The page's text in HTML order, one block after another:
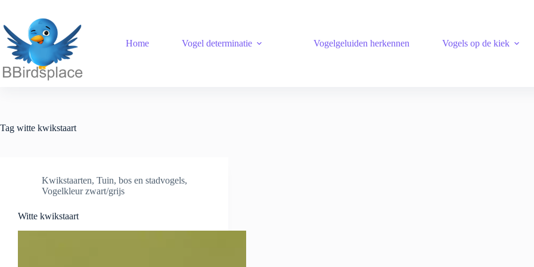
de
inhoud
Home Vogel determinatie Vogelgeluiden herkennen Vogels op de kiek
Tag witte kwikstaart
Kwikstaarten, Tuin, bos en stadvogels,
Vogelkleur zwart/grijs
Witte kwikstaart